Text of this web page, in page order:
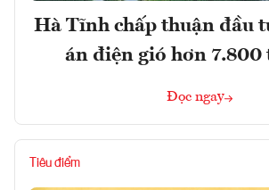
Hà Tĩnh chấp thuận đầu
án điện gió hơn 7.800
Đọc ngay
Tiêu điểm